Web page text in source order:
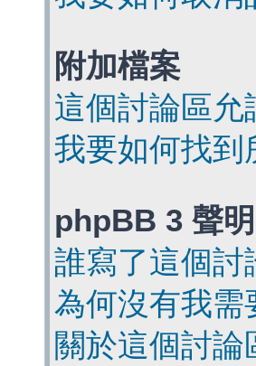
附加檔案
這個討論區允
我要如何找到
phpBB 3 聲明
誰寫了這個討
為何沒有我需
關於這個討